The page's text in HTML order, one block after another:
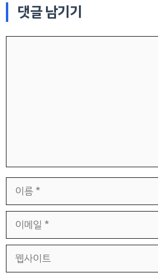
댓글 남기기
일